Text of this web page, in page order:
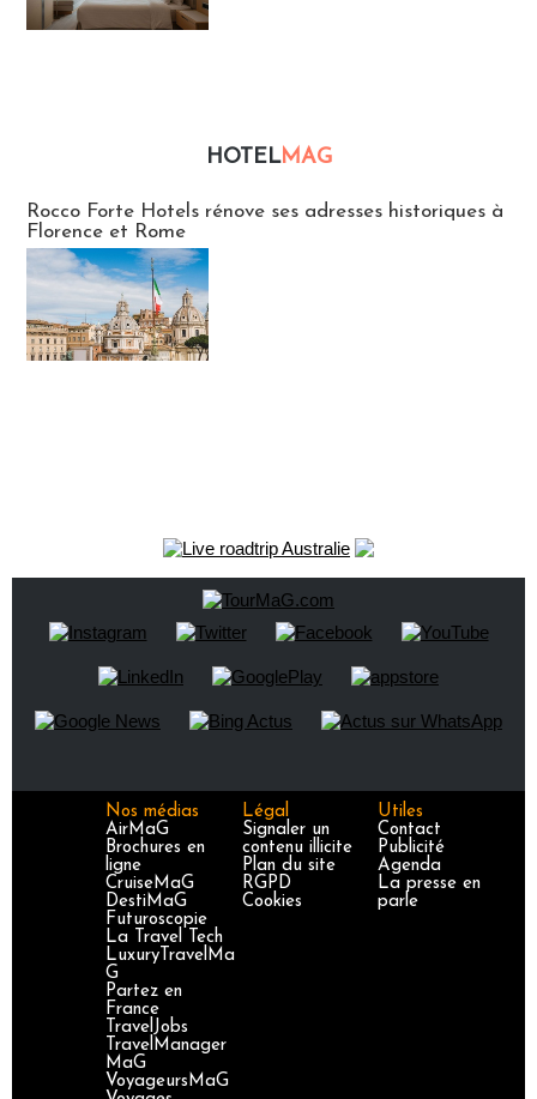
HOTELMAG
Rocco Forte Hotels rénove ses adresses historiques à
Florence et Rome
Nos médias
AirMaG
Brochures en
ligne
CruiseMaG
DestiMaG
Futuroscopie
La Travel Tech
LuxuryTravelMa
G
Partez en
France
TravelJobs
TravelManager
MaG
VoyageursMaG
Légal
Signaler un
contenu illicite
Plan du site
RGPD
Cookies
Utiles
Contact
Publicité
Agenda
La presse en
parle